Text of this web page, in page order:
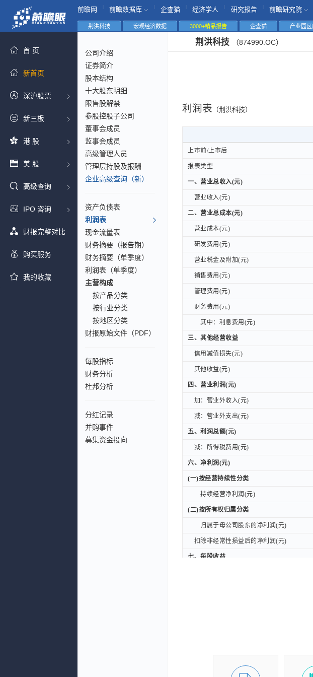
前瞻网 前瞻数据库 企查猫 经济学人 研究报告 前瞻研究院
首 页
新首页
深沪股票
新三板
港 股
美 股
高级查询
IPO 咨询
财报完整对比
购买服务
我的收藏
荆洪科技 宏观经济数据 3000+精品报告 企查猫 产业园区
公司介绍
证券简介
股本结构
十大股东明细
限售股解禁
参股控股子公司
董事会成员
监事会成员
高级管理人员
管理层持股及报酬
企业高级查询（新）
资产负债表
利润表
现金流量表
财务摘要（报告期）
财务摘要（单季度）
利润表（单季度）
主营构成
按产品分类
按行业分类
按地区分类
财报原始文件（PDF）
每股指标
财务分析
杜邦分析
分红记录
并购事件
募集资金投向
荆洪科技 （874990.OC）
利润表 （荆洪科技）
上市前/上市后
报表类型
一、营业总收入(元)
营业收入(元)
二、营业总成本(元)
营业成本(元)
研发费用(元)
营业税金及附加(元)
销售费用(元)
管理费用(元)
财务费用(元)
其中：利息费用(元)
三、其他经营收益
信用减值损失(元)
其他收益(元)
四、营业利润(元)
加：营业外收入(元)
减：营业外支出(元)
五、利润总额(元)
减：所得税费用(元)
六、净利润(元)
(一)按经营持续性分类
持续经营净利润(元)
(二)按所有权归属分类
归属于母公司股东的净利润(元)
扣除非经常性损益后的净利润(元)
七、每股收益
原始财报文件下载
上市前/上市后
报表类型
一、营业总收入(元)
营业收入(元)
二、营业总成本(元)
营业成本(元)
研发费用(元)
营业税金及附加(元)
销售费用(元)
管理费用(元)
财务费用(元)
其中：利息费用(元)
三、其他经营收益
信用减值损失(元)
其他收益(元)
四、营业利润(元)
加：营业外收入(元)
减：营业外支出(元)
五、利润总额(元)
减：所得税费用(元)
六、净利润(元)
(一)按经营持续性分类
持续经营净利润(元)
(二)按所有权归属分类
归属于母公司股东的净利润(元)
扣除非经常性损益后的净利润(元)
七、每股收益
原始财报文件下载